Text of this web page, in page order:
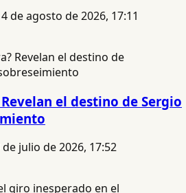
4 de agosto de 2026, 17:11
Revelan el destino de Sergio
de julio de 2026, 17:52